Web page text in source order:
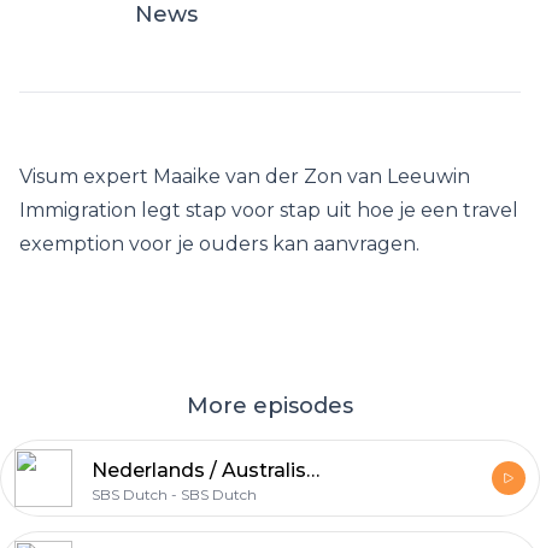
News
Visum expert Maaike van der Zon van Leeuwin
Immigration legt stap voor stap uit hoe je een travel
exemption voor je ouders kan aanvragen.
More episodes
Nederlands / Australisch SBS Dutch nieuwsbulletin van zaterdag 6 november 2021
SBS Dutch - SBS Dutch